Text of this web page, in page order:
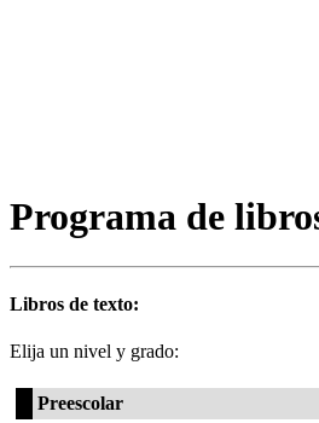
Programa de
Libros de texto:
Elija un nivel y grado:
Preescolar